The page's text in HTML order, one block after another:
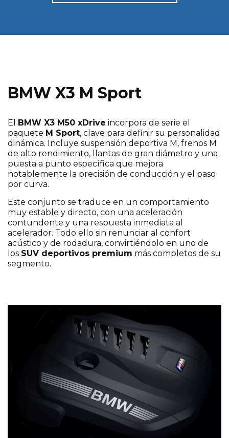
BMW X3 M Sport
El BMW X3 M50 xDrive incorpora de serie el
paquete M Sport, clave para definir su personalidad
dinámica. Incluye suspensión deportiva M, frenos M
de alto rendimiento, llantas de gran diámetro y una
puesta a punto específica que mejora
notablemente la precisión de conducción y el paso
por curva.
Este conjunto se traduce en un comportamiento
muy estable y directo, con una aceleración
contundente y una respuesta inmediata al
acelerador. Todo ello sin renunciar al confort
acústico y de rodadura, convirtiéndolo en uno de
los SUV deportivos premium más completos de su
segmento.